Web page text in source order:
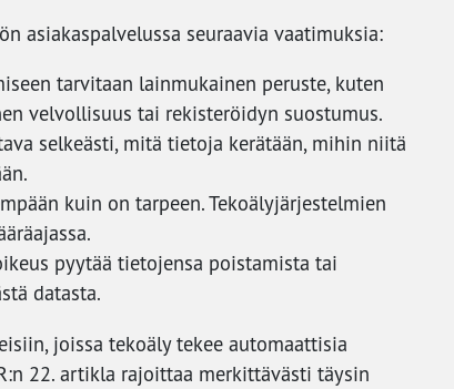
asiakaspalvelussa seuraavia vaatimuksia:
tarvitaan lainmukainen peruste, kuten
velvollisuus tai rekisteröidyn suostumus.
selkeästi, mitä tietoja kerätään, mihin niitä
kuin on tarpeen. Tekoälyjärjestelmien
pyytää tietojensa poistamista tai
datasta.
joissa tekoäly tekee automaattisia
22. artikla rajoittaa merkittävästi täysin